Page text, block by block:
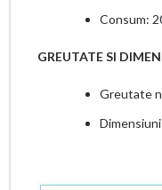
Consum:
GREUTATE SI
Greutate